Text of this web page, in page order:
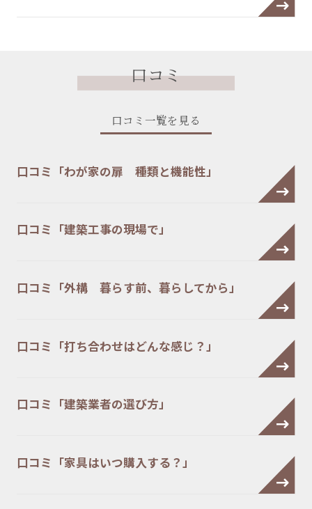
口コミ
口コミ一覧を見る
口コミ「わが家の扉 種類と機能性」
口コミ「建築工事の現場で」
口コミ「外構 暮らす前、暮らしてから」
口コミ「打ち合わせはどんな感じ？」
口コミ「建築業者の選び方」
口コミ「家具はいつ購入する？」